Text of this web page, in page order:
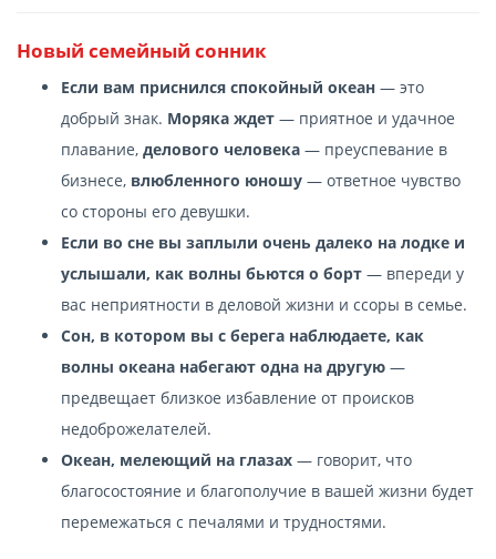
Новый семейный сонник
Если вам приснился спокойный океан — это
добрый знак. Моряка ждет — приятное и удачное
плавание, делового человека — преуспевание в
бизнесе, влюбленного юношу — ответное чувство
со стороны его девушки.
Если во сне вы заплыли очень далеко на лодке и
услышали, как волны бьются о борт — впереди у
вас неприятности в деловой жизни и ссоры в семье.
Сон, в котором вы с берега наблюдаете, как
волны океана набегают одна на другую —
предвещает близкое избавление от происков
недоброжелателей.
Океан, мелеющий на глазах — говорит, что
благосостояние и благополучие в вашей жизни будет
перемежаться с печалями и трудностями.